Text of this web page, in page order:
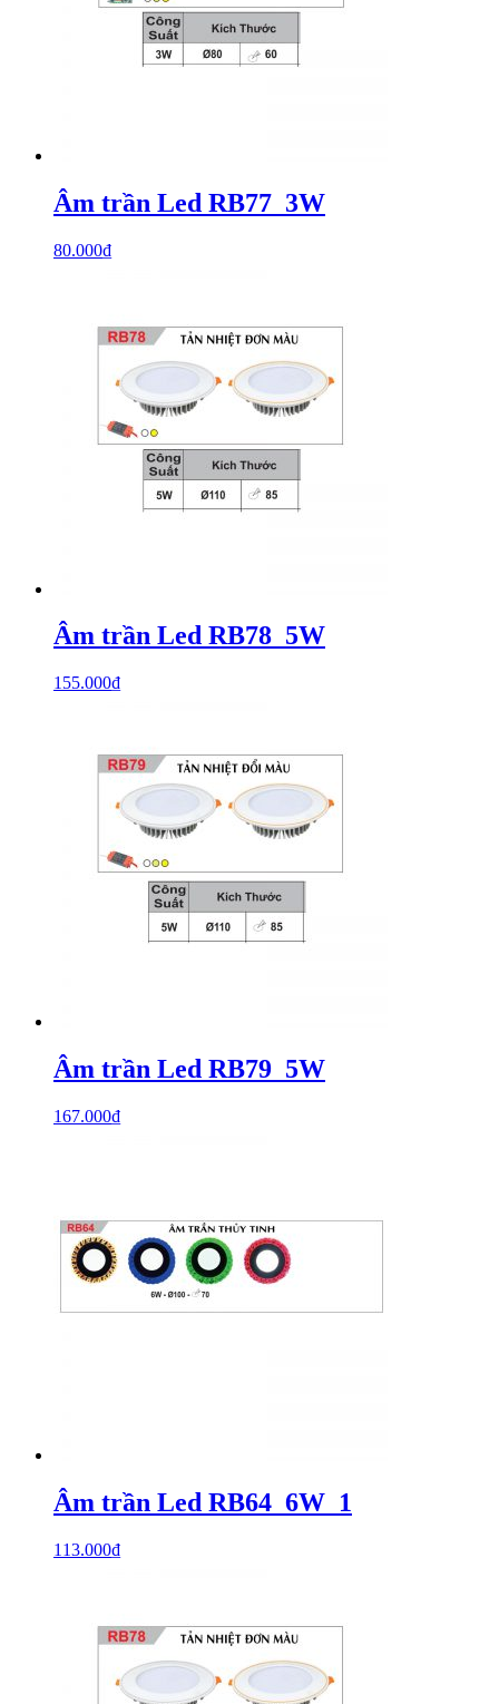
Âm trần Led RB77_3W
80.000₫
Âm trần Led RB78_5W
155.000₫
Âm trần Led RB79_5W
167.000₫
Âm trần Led RB64_6W_1
113.000₫